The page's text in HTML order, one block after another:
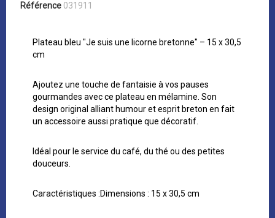
Référence 031911
Plateau bleu "Je suis une licorne bretonne" – 15 x 30,5
cm
Ajoutez une touche de fantaisie à vos pauses
gourmandes avec ce plateau en mélamine. Son
design original alliant humour et esprit breton en fait
un accessoire aussi pratique que décoratif.
Idéal pour le service du café, du thé ou des petites
douceurs.
Caractéristiques :Dimensions : 15 x 30,5 cm